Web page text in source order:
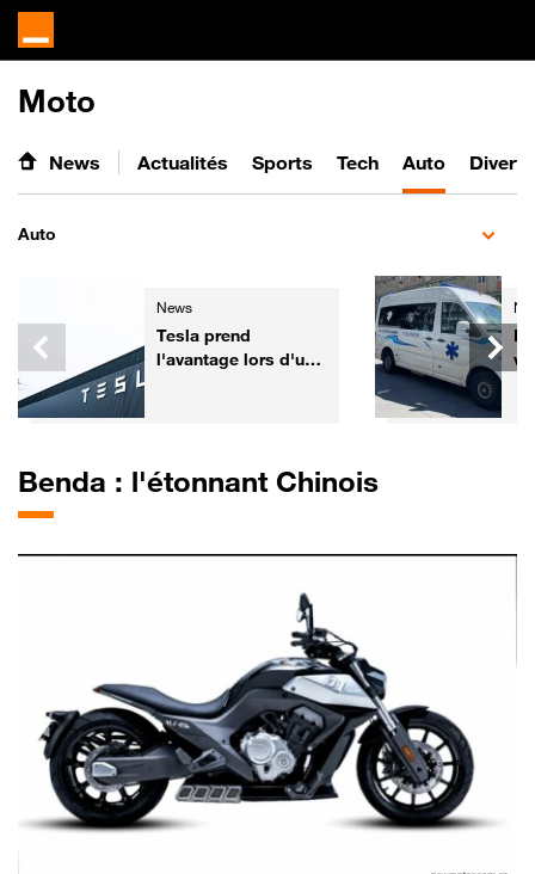
Moto
News Actualités Sports Tech Auto
Auto
News
Tesla prend
l'avantage lors d'un
Benda : l'étonnant Chinois